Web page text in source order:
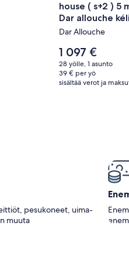
house
(
s+2
)
5
min
kuvagalleria
house ( s+2 ) 5
Dar allouche
Dar Allouche
Hinta
on
1 097 €
1 097 €
28 yölle, 1 asunto
39 € per yö
sisältää verot ja
pesukoneet, uima-
muuta